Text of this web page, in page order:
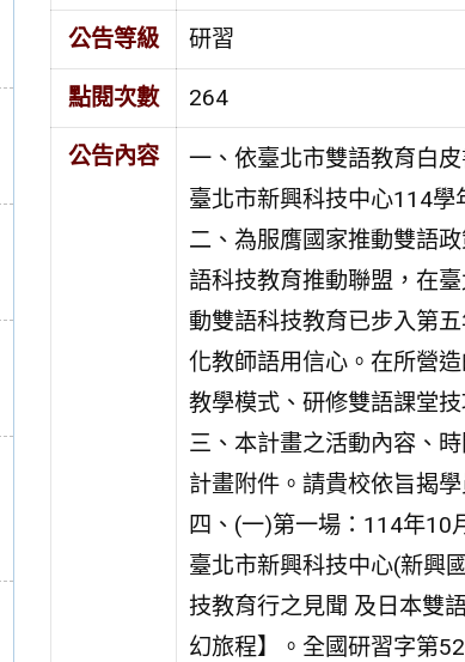
公告等級 研習
點閱次數 264
公告內容
一、依臺北市雙語教育白
臺北市新興科技中心114學
二、為服膺國家推動雙語
語科技教育推動聯盟，在
動雙語科技教育已步入第
化教師語用信心。在所營
教學模式、研修雙語課堂
三、本計畫之活動內容、
計畫附件。請貴校依旨揭
四、(一)第一場：114年10
臺北市新興科技中心(新興
技教育行之見聞 及日本雙
幻旅程】。全國研習字第